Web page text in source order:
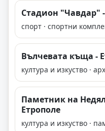
Стадион "Чавдар"
спорт · спортни
Вълчевата къща -
култура и изкуство ·
Паметник на
Етрополе
култура и изкуство ·